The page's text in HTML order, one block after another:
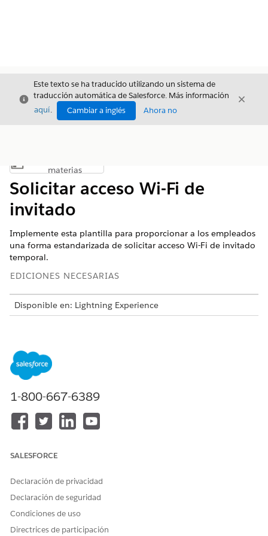
Cerrar
Este texto se ha traducido utilizando un sistema de
traducción automática de Salesforce. Más información
aquí. Cambiar a inglés Ahora no
Cerrar
Mostrar índice de materias
materias
Solicitar acceso Wi-Fi de
invitado
Implemente esta plantilla para proporcionar a los empleados
una forma estandarizada de solicitar acceso Wi-Fi de invitado
temporal.
EDICIONES NECESARIAS
Disponible en: Lightning Experience
Esta plantilla crea un registro de solicitud de servicio que
captura detalles de usuario esenciales para una realización
Atributos de admisión
El formulario de admisión para esta plantilla captura estos
Recuento de invitados: El número total de visitantes que
Nombres de invitados: Los nombres completos de todos
los huéspedes para los que se solicita acceso Wi-Fi.
Direcciones de correo electrónico de invitados: Las
direcciones de correo electrónico de los invitados,
1-800-667-6389
SALESFORCE
Declaración de privacidad
Declaración de seguridad
Condiciones de uso
Directrices de participación